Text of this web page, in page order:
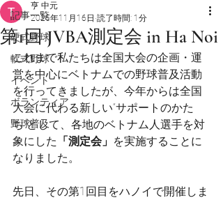
記事一覧
硬式野球
軟式野球
イベント
ボランティア
野球普及
第1回 JVBA測定会 in Ha Noi
亨 中元
2025年11月16日 読了時間: 1分
これまで私たちは全国大会の企画・運
営を中心にベトナムでの野球普及活動
を行ってきましたが、今年からは全国
大会に代わる新しい“サポートのかた
ち”として、各地のベトナム人選手を対
象にした 「測定会」 を実施することに
なりました。
先日、その第1回目をハノイで開催しま